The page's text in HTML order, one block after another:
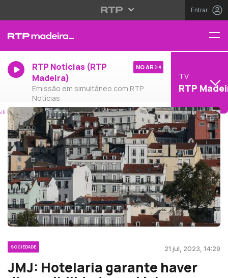
Entrar
RTP Notícias (RTP
Madeira)
Emissão em simultâneo com RTP
Notícias
NO AR
TV
RTP
SOCIEDADE 21 jul, 2023, 14:29
JMJ: Hotelaria garante haver